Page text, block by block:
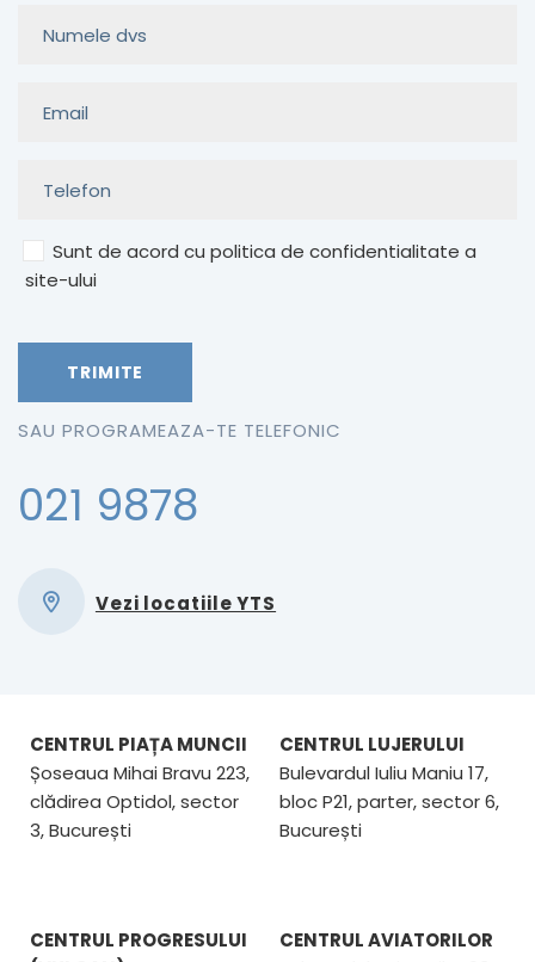
Sunt de acord cu politica de confidentialitate a
site-ului
SAU PROGRAMEAZA-TE TELEFONIC
021 9878
Vezi locatiile YTS
CENTRUL PIAȚA MUNCII
Șoseaua Mihai Bravu 223,
clădirea Optidol, sector
3, București
CENTRUL LUJERULUI
Bulevardul Iuliu Maniu 17,
bloc P21, parter, sector 6,
București
CENTRUL PROGRESULUI
CENTRUL AVIATORILOR